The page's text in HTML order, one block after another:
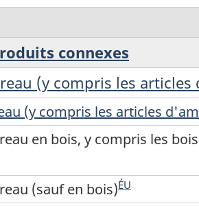
connexes
(y compris les
(y compris les articles
en bois, y compris les
(sauf en bois)ÉU